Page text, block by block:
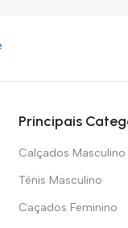
Principais
Calçados Masculino
Tênis Masculino
Caçados Feminino